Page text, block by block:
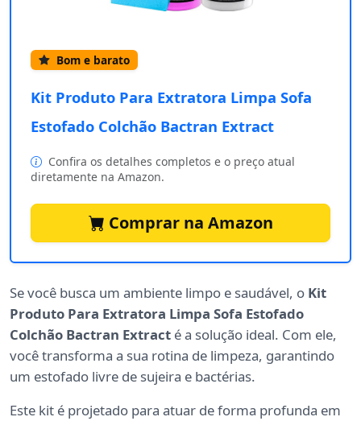
Bom e barato
Kit Produto Para Extratora Limpa Sofa
Estofado Colchão Bactran Extract
Confira os detalhes completos e o preço atual
diretamente na Amazon.
Comprar na Amazon
Se você busca um ambiente limpo e saudável, o Kit
Produto Para Extratora Limpa Sofa Estofado
Colchão Bactran Extract é a solução ideal. Com ele,
você transforma a sua rotina de limpeza, garantindo
um estofado livre de sujeira e bactérias.
Este kit é projetado para atuar de forma profunda em